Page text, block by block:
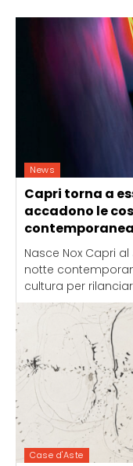
News
Capri torna a
accadono le
Nasce Nox Capri
notte
cultura per
Case d'Aste